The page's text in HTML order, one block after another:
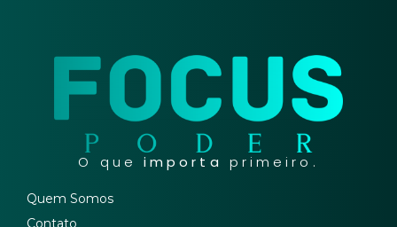
O que importa primeiro.
Quem Somos
Contato